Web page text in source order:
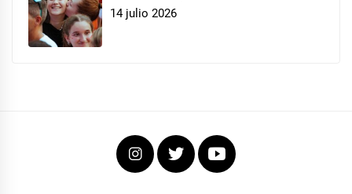
14 julio 2026
InstagramTwitterYoutube